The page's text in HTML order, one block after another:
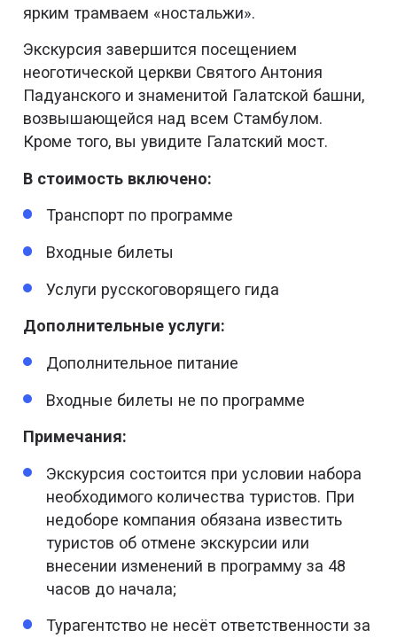
ярким трамваем «ностальжи».
Экскурсия завершится посещением
неоготической церкви Святого Антония
Падуанского и знаменитой Галатской башни,
возвышающейся над всем Стамбулом.
Кроме того, вы увидите Галатский мост.
В стоимость включено:
Транспорт по программе
Входные билеты
Услуги русскоговорящего гида
Дополнительные услуги:
Дополнительное питание
Входные билеты не по программе
Примечания:
Экскурсия состоится при условии набора
необходимого количества туристов. При
недоборе компания обязана известить
туристов об отмене экскурсии или
внесении изменений в программу за 48
часов до начала;
Турагентство не несёт ответственности за